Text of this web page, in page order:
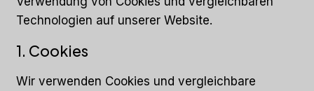
Technologien auf unserer Website.
1. Cookies
Wir verwenden Cookies und vergleichbare